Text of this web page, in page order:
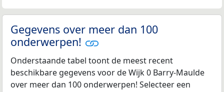
Gegevens over meer dan 100
onderwerpen!
Onderstaande tabel toont de meest recent
beschikbare gegevens voor de Wijk 0 Barry-Maulde
over meer dan 100 onderwerpen! Selecteer een